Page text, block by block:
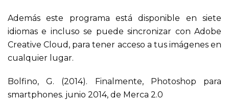
Además este programa está disponible en siete
idiomas e incluso se puede sincronizar con Adobe
Creative Cloud, para tener acceso a tus imágenes en
cualquier lugar.
Bolfino, G. (2014). Finalmente, Photoshop para
smartphones. junio 2014, de Merca 2.0